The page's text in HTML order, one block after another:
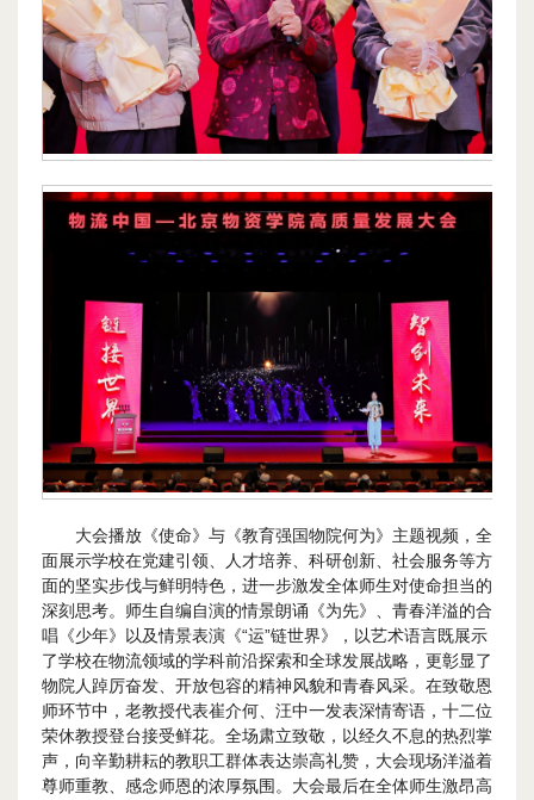
大会播放《使命》与《教育强国物院何为》主题视频，全
面展示学校在党建引领、人才培养、科研创新、社会服务等方
面的坚实步伐与鲜明特色，进一步激发全体师生对使命担当的
深刻思考。师生自编自演的情景朗诵《为先》、青春洋溢的合
唱《少年》以及情景表演《“运”链世界》，以艺术语言既展示
了学校在物流领域的学科前沿探索和全球发展战略，更彰显了
物院人踔厉奋发、开放包容的精神风貌和青春风采。在致敬恩
师环节中，老教授代表崔介何、汪中一发表深情寄语，十二位
荣休教授登台接受鲜花。全场肃立致敬，以经久不息的热烈掌
声，向辛勤耕耘的教职工群体表达崇高礼赞，大会现场洋溢着
尊师重教、感念师恩的浓厚氛围。大会最后在全体师生激昂高